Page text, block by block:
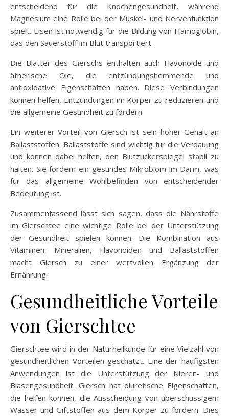
entscheidend für die Knochengesundheit, während
Magnesium eine Rolle bei der Muskel- und Nervenfunktion
spielt. Eisen ist notwendig für die Bildung von Hämoglobin,
das den Sauerstoff im Blut transportiert.
Die Blätter des Gierschs enthalten auch Flavonoide und
ätherische Öle, die entzündungshemmende und
antioxidative Eigenschaften haben. Diese Verbindungen
können helfen, Entzündungen im Körper zu reduzieren und
die allgemeine Gesundheit zu fördern.
Ein weiterer Vorteil von Giersch ist sein hoher Gehalt an
Ballaststoffen. Ballaststoffe sind wichtig für die Verdauung
und können dabei helfen, den Blutzuckerspiegel stabil zu
halten. Sie fördern ein gesundes Mikrobiom im Darm, was
für das allgemeine Wohlbefinden von entscheidender
Bedeutung ist.
Zusammenfassend lässt sich sagen, dass die Nährstoffe
im Gierschtee eine wichtige Rolle bei der Unterstützung
der Gesundheit spielen können. Die Kombination aus
Vitaminen, Mineralien, Flavonoiden und Ballaststoffen
macht Giersch zu einer wertvollen Ergänzung der
Ernährung.
Gesundheitliche Vorteile
von Gierschtee
Gierschtee wird in der Naturheilkunde für eine Vielzahl von
gesundheitlichen Vorteilen geschätzt. Eine der häufigsten
Anwendungen ist die Unterstützung der Nieren- und
Blasengesundheit. Giersch hat diuretische Eigenschaften,
die helfen können, die Ausscheidung von überschüssigem
Wasser und Giftstoffen aus dem Körper zu fördern. Dies